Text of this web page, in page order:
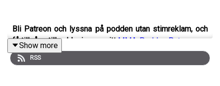
Bli Patreon och lyssna på podden utan stimreklam, och
få tillgång till exklusiva avsnittMMA-Podden Patreon
Show more
RSS